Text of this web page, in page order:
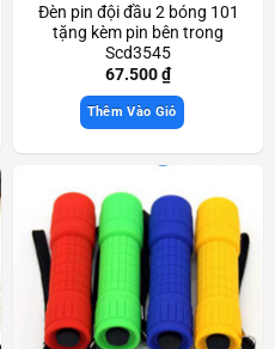
Đèn pin đội đầu 2 bóng 101
tặng kèm pin bên trong
Scd3545
67.500₫
Thêm Vào Giỏ